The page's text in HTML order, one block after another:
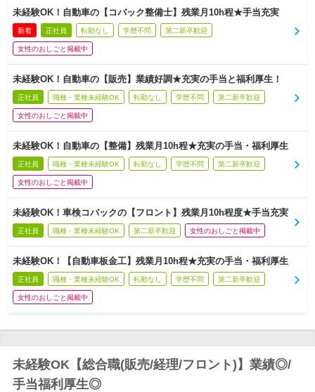
未経験OK！自動車の【コバック整備士】残業月10h程★手当充実
新着 正社員 転勤なし 学歴不問 第二新卒歓迎
女性のおしごと掲載中
未経験OK！自動車の【販売】業績好調★充実の手当と福利厚生！
正社員 職種・業種未経験OK 転勤なし 学歴不問 第二新卒歓迎
女性のおしごと掲載中
未経験OK！自動車の【整備】残業月10h程★充実の手当・福利厚生
正社員 職種・業種未経験OK 転勤なし 学歴不問 第二新卒歓迎
女性のおしごと掲載中
未経験OK！車検コバックの【フロント】残業月10h程度★手当充実
正社員 職種・業種未経験OK 第二新卒歓迎 女性のおしごと掲載中
未経験OK！【自動車板金工】残業月10h程★充実の手当・福利厚生
正社員 職種・業種未経験OK 転勤なし 学歴不問 第二新卒歓迎
女性のおしごと掲載中
未経験OK【総合職(販売/経理/フロント)】業績◎/
手当福利厚生◎